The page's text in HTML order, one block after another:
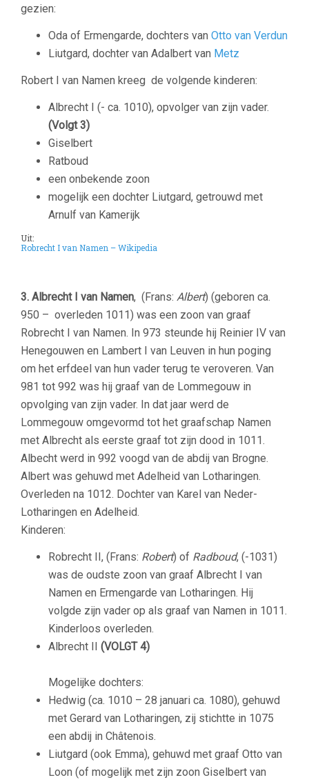
gezien:
Oda of Ermengarde, dochters van Otto van Verdun
Liutgard, dochter van Adalbert van Metz
Robert I van Namen kreeg de volgende kinderen:
Albrecht I (- ca. 1010), opvolger van zijn vader.
(Volgt 3)
Giselbert
Ratboud
een onbekende zoon
mogelijk een dochter Liutgard, getrouwd met
Arnulf van Kamerijk
Uit:
Robrecht I van Namen – Wikipedia
3. Albrecht I van Namen, (Frans: Albert) (geboren ca.
950 – overleden 1011) was een zoon van graaf
Robrecht I van Namen. In 973 steunde hij Reinier IV van
Henegouwen en Lambert I van Leuven in hun poging
om het erfdeel van hun vader terug te veroveren. Van
981 tot 992 was hij graaf van de Lommegouw in
opvolging van zijn vader. In dat jaar werd de
Lommegouw omgevormd tot het graafschap Namen
met Albrecht als eerste graaf tot zijn dood in 1011.
Albecht werd in 992 voogd van de abdij van Brogne.
Albert was gehuwd met Adelheid van Lotharingen.
Overleden na 1012. Dochter van Karel van Neder-
Lotharingen en Adelheid.
Kinderen:
Robrecht II, (Frans: Robert) of Radboud, (-1031)
was de oudste zoon van graaf Albrecht I van
Namen en Ermengarde van Lotharingen. Hij
volgde zijn vader op als graaf van Namen in 1011.
Kinderloos overleden.
Albrecht II (VOLGT 4)
Mogelijke dochters:
Hedwig (ca. 1010 – 28 januari ca. 1080), gehuwd
met Gerard van Lotharingen, zij stichtte in 1075
een abdij in Châtenois.
Liutgard (ook Emma), gehuwd met graaf Otto van
Loon (of mogelijk met zijn zoon Giselbert van